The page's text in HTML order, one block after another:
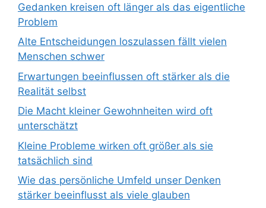
Gedanken kreisen oft länger als das eigentliche
Problem
Alte Entscheidungen loszulassen fällt vielen
Menschen schwer
Erwartungen beeinflussen oft stärker als die
Realität selbst
Die Macht kleiner Gewohnheiten wird oft
unterschätzt
Kleine Probleme wirken oft größer als sie
tatsächlich sind
Wie das persönliche Umfeld unser Denken
stärker beeinflusst als viele glauben